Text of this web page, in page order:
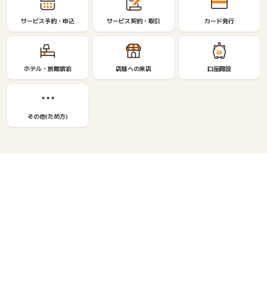
サービス予約・申込 サービス契約・取引 カード発行
ホテル・旅館宿泊 店舗への来店 口座開設
その他(ため方)